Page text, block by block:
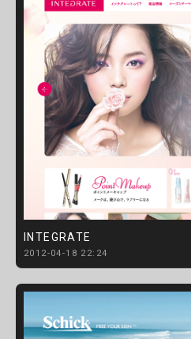
INTEGRATE
2012-04-18 22:24